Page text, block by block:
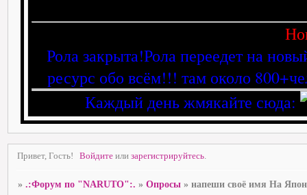
Рола закрыта!Рола переедет на
ресурс обо всём!!! там около
Каждый день жмякайте сюда:
Привет, Гость! Войдите илизарегистрируйтесь.
».:Форум по "NARUTO":. »Опросы »напеши своё имя На